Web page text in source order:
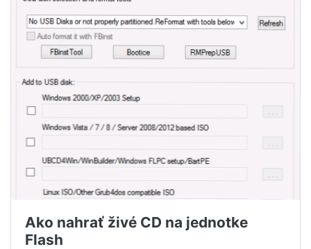
Ako nahrať živé CD na jednotke
Flash